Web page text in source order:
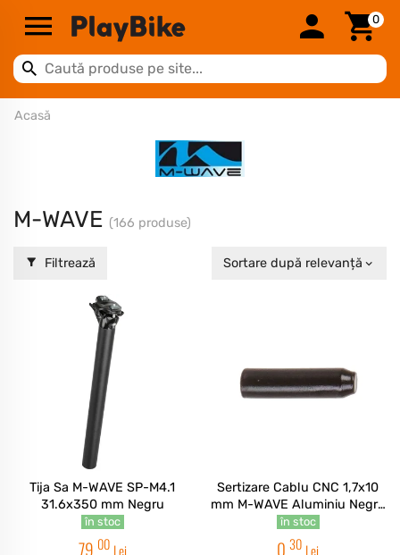
0
Acasă
M-WAVE (166 produse)
Filtrează Sortare după relevanță
Tija Sa M-WAVE SP-M4.1
31.6x350 mm Negru
în stoc
79 00 Lei
Sertizare Cablu CNC 1,7x10
mm M-WAVE Aluminiu Negru
Anodizat
în stoc
0 30 Lei